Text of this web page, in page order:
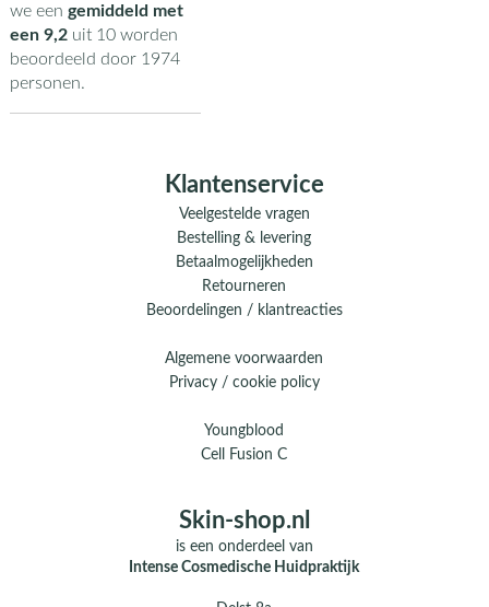
we een gemiddeld met
een 9,2uit 10worden
beoordeeld door 1974
personen.
Klantenservice
Veelgestelde vragen
Bestelling & levering
Betaalmogelijkheden
Retourneren
Beoordelingen / klantreacties
Algemene voorwaarden
Privacy / cookie policy
Youngblood
Cell Fusion C
Skin-shop.nl
is een onderdeel van
Intense Cosmedische Huidpraktijk